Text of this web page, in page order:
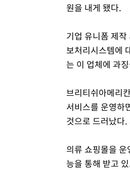
원을 내게 됐다.
기업 유니폼 제
보처리시스템에
는 이 업체에 과
브리티쉬아메리
서비스를 운영하
것으로 드러났다
의류 쇼핑몰을
능을 통해 받고